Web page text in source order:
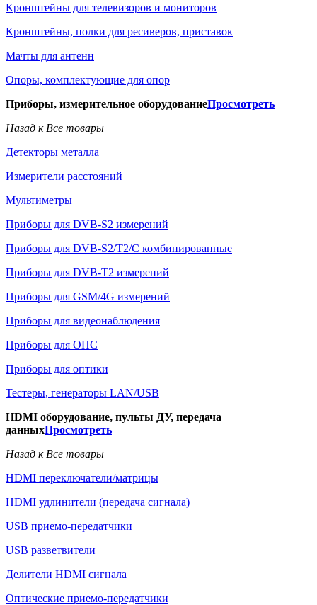
Кронштейны для телевизоров и мониторов
Кронштейны, полки для ресиверов, приставок
Мачты для антенн
Опоры, комплектующие для опор
Приборы, измерительное оборудованиеПросмотреть
Назад к Все товары
Детекторы металла
Измерители расстояний
Мультиметры
Приборы для DVB-S2 измерений
Приборы для DVB-S2/T2/C комбинированные
Приборы для DVB-T2 измерений
Приборы для GSM/4G измерений
Приборы для видеонаблюдения
Приборы для ОПС
Приборы для оптики
Тестеры, генераторы LAN/USB
HDMI оборудование, пульты ДУ, передача
данныхПросмотреть
Назад к Все товары
HDMI переключатели/матрицы
HDMI удлинители (передача сигнала)
USB приемо-передатчики
USB разветвители
Делители HDMI сигнала
Оптические приемо-передатчики